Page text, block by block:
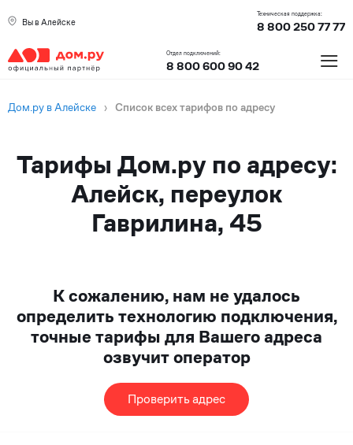
Вы в Алейске
Техническая поддержка:
8 800 250 77 77
Отдел подключений:
8 800 600 90 42 ≡
Дом.ру в Алейске › Список всех тарифов по адресу
Тарифы Дом.ру по адресу:
Алейск, переулок
Гаврилина, 45
К сожалению, нам не удалось
определить технологию подключения,
точные тарифы для Вашего адреса
озвучит оператор
Проверить адрес